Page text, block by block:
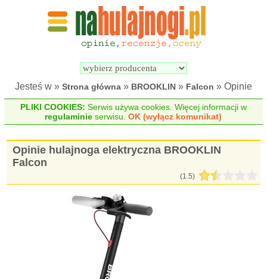
Wyszukiwarka
elektrycznych
Jesteś w » Strona główna » BROOKLIN » Falcon » Opinie
PLIKI COOKIES: Serwis używa cookies. Więcej informacji w
regulaminie serwisu.OK (wyłącz komunikat)
Opinie hulajnoga elektryczna BROOKLIN
Falcon
(1.5)